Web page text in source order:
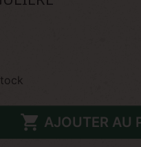
 AJOUTER AU